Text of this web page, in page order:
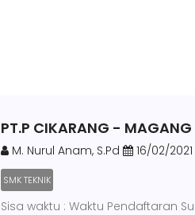
PT.P CIKARANG - MAGANG
M. Nurul Anam, S.Pd 16/02/2021
SMK TEKNIK
Sisa waktu : Waktu Pendaftaran